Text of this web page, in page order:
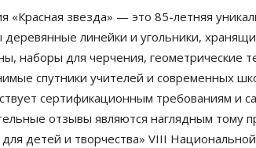
«Красная звезда» — это 85-летняя
деревянные линейки и угольники,
наборы для черчения, геометрические
спутники учителей и современных
сертификационным требованиям и
отзывы являются наглядным тому
для детей и творчества» VIII